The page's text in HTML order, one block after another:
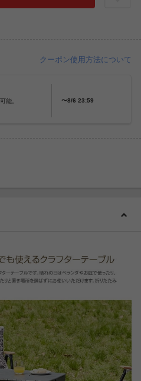
クーポン使用方法について
能。 〜8/6 23:59